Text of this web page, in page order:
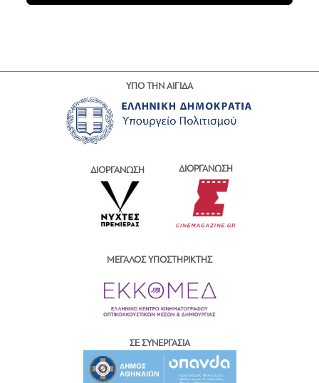
ΥΠΟ ΤΗΝ ΑΙΓΙΔΑ
ΔΙΟΡΓΑΝΩΣΗ ΔΙΟΡΓΑΝΩΣΗ
ΜΕΓΑΛΟΣ ΥΠΟΣΤΗΡΙΚΤΗΣ
ΣΕ ΣΥΝΕΡΓΑΣΙΑ